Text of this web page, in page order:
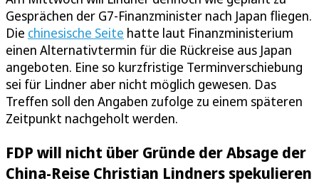
Gesprächen der G7-Finanzminister nach Japan fliegen.
Die chinesische Seite hatte laut Finanzministerium
einen Alternativtermin für die Rückreise aus Japan
angeboten. Eine so kurzfristige Terminverschiebung
sei für Lindner aber nicht möglich gewesen. Das
Treffen soll den Angaben zufolge zu einem späteren
Zeitpunkt nachgeholt werden.
FDP will nicht über Gründe der Absage der
China-Reise Christian Lindners spekulieren